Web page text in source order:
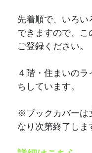
先着順で、いろ
できますので、
ご登録ください。
４階・住まいの
ちしています。
※ブックカバーは
なり次第終了しま